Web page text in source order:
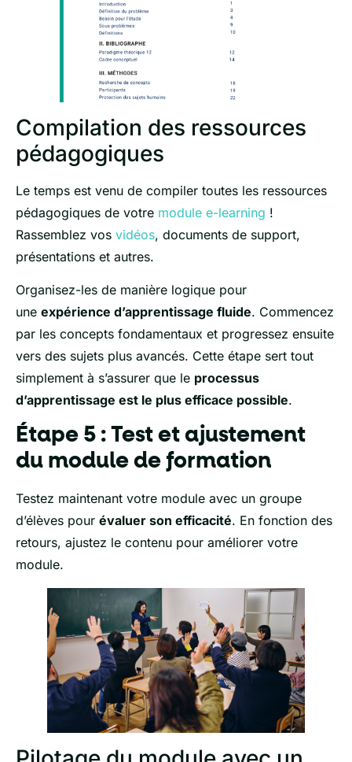
Compilation des ressources
pédagogiques
Le temps est venu de compiler toutes les ressources
pédagogiques de votre module e-learning !
Rassemblez vos vidéos, documents de support,
présentations et autres.
Organisez-les de manière logique pour
une expérience d’apprentissage fluide. Commencez
par les concepts fondamentaux et progressez ensuite
vers des sujets plus avancés. Cette étape sert tout
simplement à s’assurer que le processus
d’apprentissage est le plus efficace possible.
Étape 5 : Test et ajustement
du module de formation
Testez maintenant votre module avec un groupe
d’élèves pour évaluer son efficacité. En fonction des
retours, ajustez le contenu pour améliorer votre
module.